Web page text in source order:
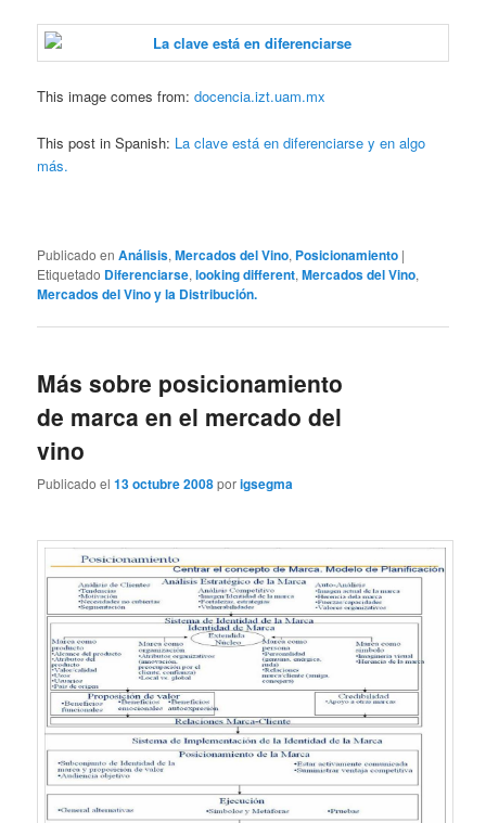
This image comes from:docencia.izt.uam.mx
This post in Spanish: La clave está en diferenciarse y en algo
más.
Publicado en Análisis,Mercados del Vino, Posicionamiento |
Etiquetado Diferenciarse,looking different,Mercados del Vino,
Mercados del Vino y la Distribución.
Más sobre posicionamiento
de marca en el mercado del
vino
Publicado el13 octubre 2008porigsegma